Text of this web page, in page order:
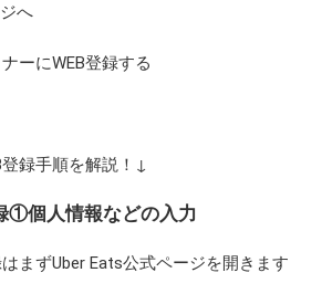
へ
ーにWEB登録する
録手順を解説！↓
①個人情報などの入力
まずUber Eats公式ページを開きます